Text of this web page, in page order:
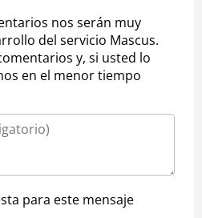
nos serán muy
del servicio Mascus.
y, si usted lo
en el menor tiempo
para este mensaje